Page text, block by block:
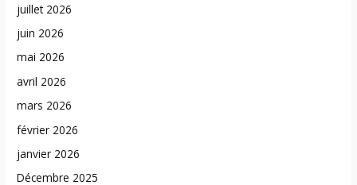
juillet 2026
juin 2026
mai 2026
avril 2026
mars 2026
février 2026
janvier 2026
Décembre 2025